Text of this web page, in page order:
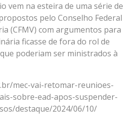
vem na esteira de uma série de
pelo Conselho Federal
(CFMV) com argumentos para
ficasse de fora do rol de
poderiam ser ministrados à
mec-vai-retomar-reunioes-
sobre-ead-apos-suspender-
destaque/2024/06/10/